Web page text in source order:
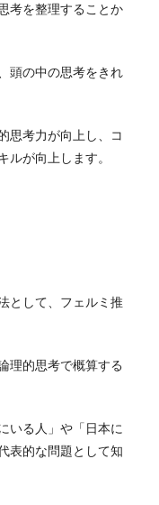
考を整理することか
頭の中の思考をきれ
思考力が向上し、コ
ルが向上します。
として、フェルミ推
理的思考で概算する
いる人」や「日本に
表的な問題として知